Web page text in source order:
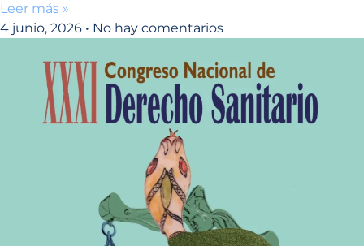
Leer más »
4 junio, 2026
No hay comentarios